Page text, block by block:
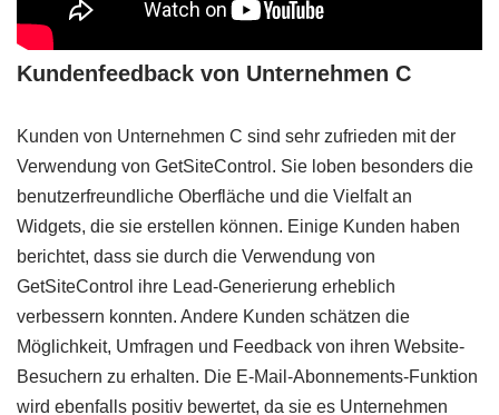
Kundenfeedback von Unternehmen C
Kunden von Unternehmen C sind sehr zufrieden mit der
Verwendung von GetSiteControl. Sie loben besonders die
benutzerfreundliche Oberfläche und die Vielfalt an
Widgets, die sie erstellen können. Einige Kunden haben
berichtet, dass sie durch die Verwendung von
GetSiteControl ihre Lead-Generierung erheblich
verbessern konnten. Andere Kunden schätzen die
Möglichkeit, Umfragen und Feedback von ihren Website-
Besuchern zu erhalten. Die E-Mail-Abonnements-Funktion
wird ebenfalls positiv bewertet, da sie es Unternehmen